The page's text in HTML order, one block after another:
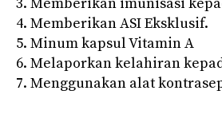
4. Memberikan ASI Eksklusif.
5. Minum kapsul Vitamin A
6. Melaporkan kelahiran
7. Menggunakan alat